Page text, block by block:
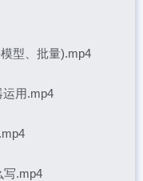
型、批量).mp4
运用.mp4
写.mp4